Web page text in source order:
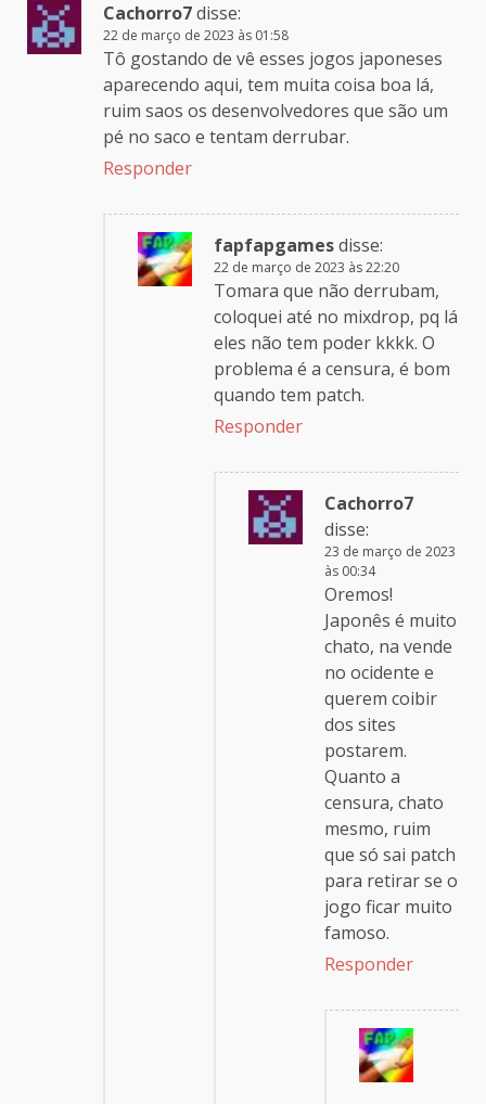
Cachorro7disse:
22 de março de 2023 às 01:58
Tô gostando de vê esses jogos japoneses
aparecendo aqui, tem muita coisa boa lá,
ruim saos os desenvolvedores que são um
pé no saco e tentam derrubar.
Responder
fapfapgamesdisse:
22 de março de 2023 às 22:20
Tomara que não derrubam,
coloquei até no mixdrop, pq lá
eles não tem poder kkkk. O
problema é a censura, é bom
quando tem patch.
Responder
Cachorro7
disse:
23 de março de 2023
às 00:34
Oremos!
Japonês é muito
chato, na vende
no ocidente e
querem coibir
dos sites
postarem.
Quanto a
censura, chato
mesmo, ruim
que só sai patch
para retirar se o
jogo ficar muito
famoso.
Responder